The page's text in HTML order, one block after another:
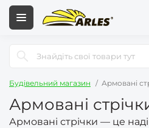
Будівельний магазин Армовані
Армовані
Армовані стрічки — це